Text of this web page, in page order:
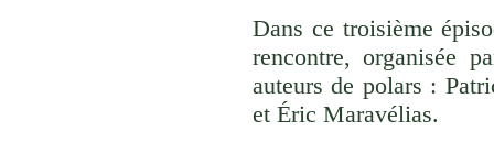
Dans ce troisième
rencontre, organisée
auteurs de polars :
et Éric Maravélias.